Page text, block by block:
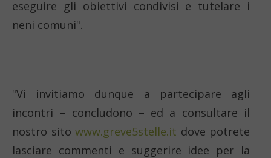
eseguire gli obiettivi condivisi e tutelare i
neni comuni".
"Vi invitiamo dunque a partecipare agli
incontri – concludono – ed a consultare il
nostro sito www.greve5stelle.it dove potrete
lasciare commenti e suggerire idee per la